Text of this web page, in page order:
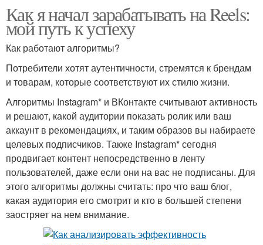
Как я начал зарабатывать на Reels:
мой путь к успеху
Как работают алгоритмы?
Потребители хотят аутентичности, стремятся к брендам
и товарам, которые соответствуют их стилю жизни.
Алгоритмы Instagram* и ВКонтакте считывают активность
и решают, какой аудитории показать ролик или ваш
аккаунт в рекомендациях, и таким образов вы набираете
целевых подписчиков. Также Instagram* сегодня
продвигает контент непосредственно в ленту
пользователей, даже если они на вас не подписаны. Для
этого алгоритмы должны считать: про что ваш блог,
какая аудитория его смотрит и кто в большей степени
заостряет на нем внимание.